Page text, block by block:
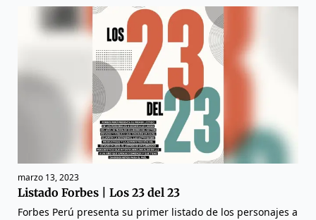
marzo 13, 2023
Listado Forbes | Los 23 del 23
Forbes Perú presenta su primer listado de los personajes a